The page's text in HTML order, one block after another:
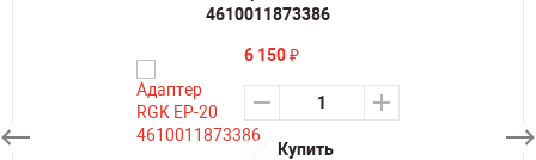
4610011873386
6 150₽
Купить